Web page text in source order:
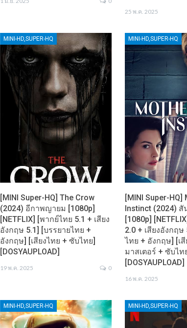
25 พ.ค. 2025
MINI-HD,SUPER-HQ
[MINI Super-HQ] The Crow
(2024) อีกาพญายม [1080p]
[NETFLIX] [พากย์ไทย 5.1 + เสียง
อังกฤษ 5.1] [บรรยายไทย +
อังกฤษ] [เสียงไทย + ซับไทย]
[DOSYAUPLOAD]
19 พ.ค. 2025 0
MINI-HD,SUPER-HQ
[MINI Super-HQ]
Instinct (2024)
[1080p]
2.0 + เสียงอังกฤษ
ไทย + อังกฤษ] [เสี
มาสเตอร์ + ซับไท
[DOSYAUPLOAD]
16 พ.ค. 2025
MINI-HD,SUPER-HQ MINI-HD,SUPER-HQ